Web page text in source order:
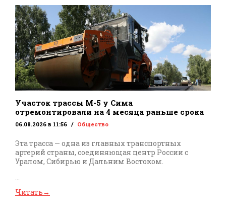
Участок трассы М-5 у Сима
отремонтировали на 4 месяца раньше срока
06.08.2026 в 11:56 Общество
Эта трасса — одна из главных транспортных
артерий страны, соединяющая центр России с
Уралом, Сибирью и Дальним Востоком.
...
Читать→